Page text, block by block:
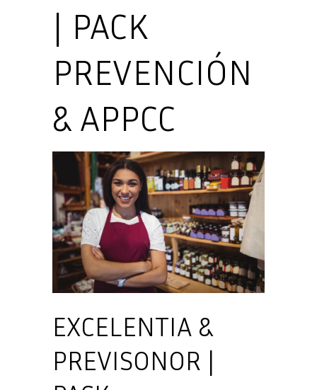
| PACK
PREVENCIÓN
& APPCC
EXCELENTIA &
PREVISONOR |